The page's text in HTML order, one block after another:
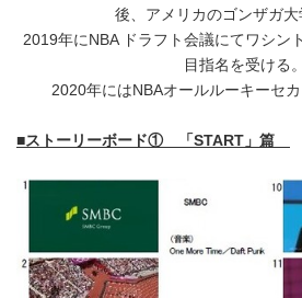
後、アメリカのゴンザガ大
2019年にNBA ドラフト会議にてワシン
目指名を受ける。
2020年にはNBAオールルーキーセカ
■ストーリーボード① 「START」篇